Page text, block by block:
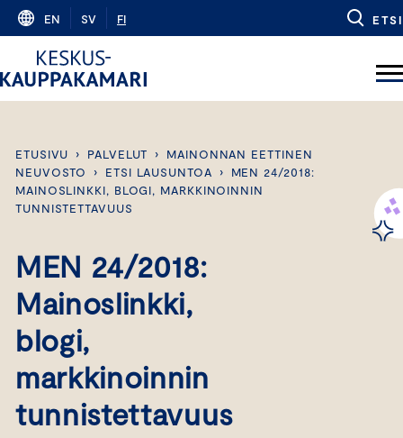
Skip
content
EN SV FI ETSI
ETUSIVU › PALVELUT ›
MAINONNAN EETTINEN
NEUVOSTO
› ETSI LAUSUNTOA ›
MEN 24/2018:
MAINOSLINKKI, BLOGI, MARKKINOINNIN
TUNNISTETTAVUUS
MEN 24/2018:
Mainoslinkki,
blogi,
markkinoinnin
tunnistettavuus